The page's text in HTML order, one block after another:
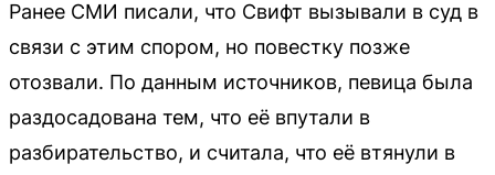
Ранее СМИ писали, что Свифт вызывали в суд в
связи с этим спором, но повестку позже
отозвали. По данным источников, певица была
раздосадована тем, что её впутали в
разбирательство, и считала, что её втянули в